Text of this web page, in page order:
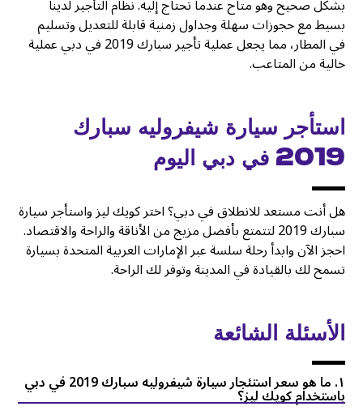
بشكل صحيح وهو متاح عندما تحتاج إليه. نظام التأجير لدينا
بسيط مع حجوزات سهلة وجداول زمنية قابلة للتعديل وتسليم
في المطار، مما يجعل عملية تأجير سبارك 2019 في دبي عملية
خالية من المتاعب.
استأجر سيارة شيفروليه سبارك
2019 في دبي اليوم
هل أنت مستعد للانطلاق في دبي؟ اختر كويك ليز واستأجر سيارة
سبارك 2019 لتتمتع بأفضل مزيج من الأناقة والراحة والاقتصاد.
احجز الآن وابدأ رحلة سلسة عبر الإمارات العربية المتحدة بسيارة
تسمح لك بالقيادة في المدينة وتوفر لك الراحة.
الأسئلة الشائعة
١. ما هو سعر استئجار سيارة شيفروليه سبارك 2019 في دبي
باستخدام كويك ليز؟